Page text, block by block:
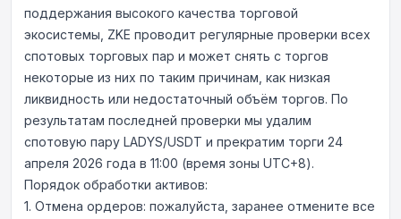
поддержания высокого качества торговой
экосистемы, ZKE проводит регулярные проверки всех
спотовых торговых пар и может снять с торгов
некоторые из них по таким причинам, как низкая
ликвидность или недостаточный объём торгов. По
результатам последней проверки мы удалим
спотовую пару LADYS/USDT и прекратим торги 24
апреля 2026 года в 11:00 (время зоны UTC+8).
Порядок обработки активов:
1. Отмена ордеров: пожалуйста, заранее отмените все
Онлайн-поддержка
Здравствуйте, чем могу
Онлайн-поддержка к вашим услугам